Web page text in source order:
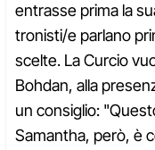
entrasse prima la
tronisti/e parlano
scelte. La Curcio
Bohdan, alla
un consiglio:
Samantha, però, è